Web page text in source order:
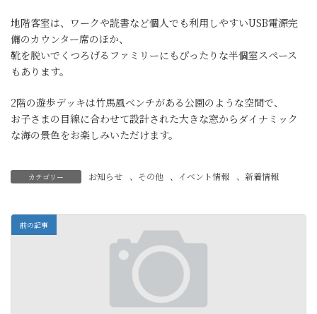
地階客室は、ワークや読書など個人でも利用しやすいUSB電源完
備のカウンター席のほか、
靴を脱いでくつろげるファミリーにもぴったりな半個室スペース
もあります。
2階の遊歩デッキは竹馬風ベンチがある公園のような空間で、
お子さまの目線に合わせて設計された大きな窓からダイナミック
な海の景色をお楽しみいただけます。
カテゴリー お知らせ 、 その他 、 イベント情報 、 新着情報
前の記事